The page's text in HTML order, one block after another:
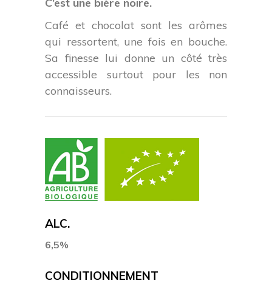
C’est une bière noire.
Café et chocolat sont les arômes
qui ressortent, une fois en bouche.
Sa finesse lui donne un côté très
accessible surtout pour les non
connaisseurs.
ALC.
6,5%
CONDITIONNEMENT